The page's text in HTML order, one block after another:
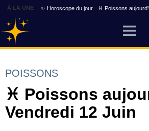
À LA UNE ✨ Horoscope du jour ♓ Poissons
POISSONS
♓ Poissons
Vendredi 12 Juin